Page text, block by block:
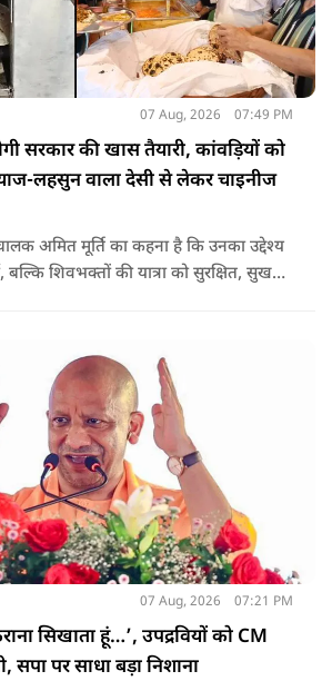
07 Aug, 2026 07:49 PM
सरकार की खास तैयारी, कांवड़ियों को
लहसुन वाला देसी से लेकर चाइनीज
अमित मूर्ति का कहना है कि उनका उद्देश्य
शिवभक्तों की यात्रा को सुरक्षित, सुखद
07 Aug, 2026 07:21 PM
सिखाता हूं…’, उपद्रवियों को CM
सपा पर साधा बड़ा निशाना